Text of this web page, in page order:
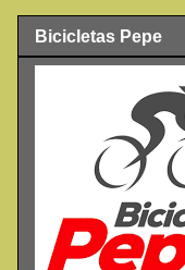
Bicicletas Pepe